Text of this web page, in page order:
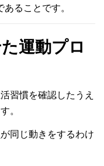
あることです。
運動プロ
習慣を確認したうえ
。
同じ動きをするわけ